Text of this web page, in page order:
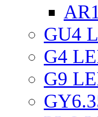
GU4
G4
G9